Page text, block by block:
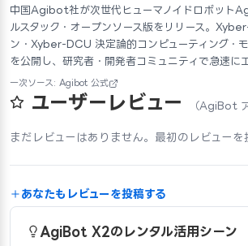
中国Agibot社が次世代ヒューマノイドロボット
ルスタック・オープンソース版をリリース。
ン・Xyber-DCU 決定論的コンピューティング・
を公開し、研究者・開発者コミュニティで急速に
一次ソース: Agibot 公式
ユーザーレビュー （AgiBot
まだレビューはありません。最初のレビューを
あなたもレビューを投稿する
AgiBot X2のレンタル活用シーン